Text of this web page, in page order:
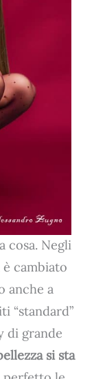
cosa. Negli
cambiato
anche a
“standard”
di grande
si sta